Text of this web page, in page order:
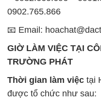
0902.765.866
📧 Email:
GIỜ LÀM VIỆC TẠI
TRƯỜNG PHÁT
Thời gian làm việc tại
được tổ chức như sau: